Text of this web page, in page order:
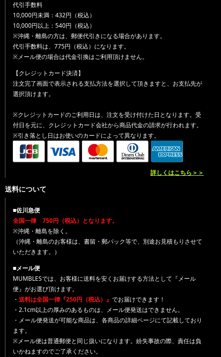
代引手数料
10,000円未満：432円（税込）
10,000円以上：540円（税込）
※沖縄・離島の方は、郵便代引きになる場合があります。
代引手数料は、775円（税込）になります。
※メール便の場合は代金引換はご利用頂けません。
【クレジットカード決済】
注文完了画面で表示される支払方法を選択して頂きますと、お支払先が
選択頂けます。
※クレジットカードのご利用日は、注文を受け付けた日となります。受
付日を元に、クレジットカード会社から商品代金の請求が行われます。
※引き落とし日はお使いのカードによって異なります。
詳しくはこちら＞＞
送料について
■佐川急便
全国一律 750円（税込）となります。
※沖縄・離島を除く。
（沖縄・離島のお客様は、書留・郵パック等で、別途お見積もりさせて
いただきます。）
■メール便
MUMBLESでは、お客様に送料を安くお届けする方法として『メール
便』がお選び頂けます。
・ 送料は全国一律『250円（税込）』 でお届けできます！
・2.1cm以上の厚みのあるものは、メール便発送はできません。
・メール便発送が可能な商品は、各商品の詳細ページにて記載しており
ます。
※メール便は普通郵便と同じ扱いになります。紛失事故の際、責任は負
いかねますのでご了承ください。